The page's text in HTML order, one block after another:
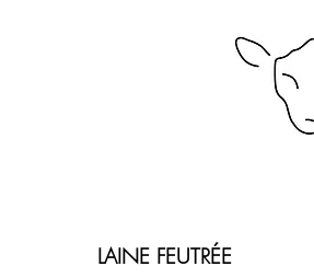
LAINE FEUTRÉE